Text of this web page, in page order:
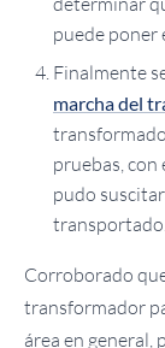
puede poner
Finalmente
marcha del
pruebas,
pudo
transportado.
Corroborado
transformador
área en general,